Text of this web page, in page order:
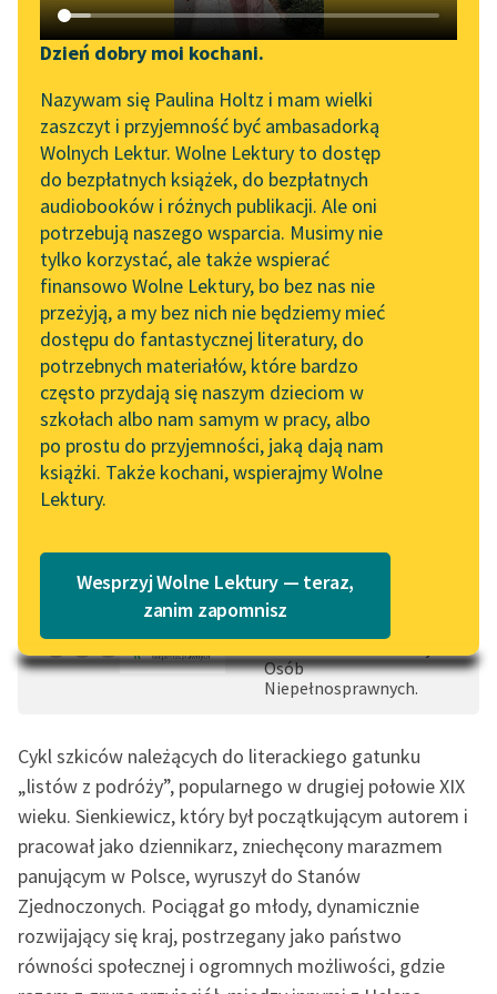
Katalog DAISY
Podkasty o książkach
Zgłoś brak utworu
Aktualności
„Prokurator Alicja Horn”
do słuchania
Byliśmy częścią AI Impact
Lab
Zapraszamy na spotkanie
online z tłumaczkami
literatury skandynawskiej
Spotkanie z Katarzyną
Tunkiel w Oslo
102. lata temu zmarł
Joseph Conrad
Lektury szkolne i klasyka
literatury do słuchania dla
uczennic i uczniów z
szkolnych i literatury do
słuchania dla uczennic i
uczniów z
niepełnosprawnościami
Feministyczne inspiracje.
Popularyzacja
skandynawskiej literatury
feministycznej
Narzędzia
Mapa Wolnych Lektur
Leśmianator
Przewodnik dla piszących i
czytających
API
OAI-PMH
Widget Wolnych Lektur
Przypisy
Katalog w formacie PDF
Dzień dobry moi kochani.
Nazywam się Paulina Holtz i mam wielki
zaszczyt i przyjemność być ambasadorką
Wolnych Lektur. Wolne Lektury to dostęp
do bezpłatnych książek, do bezpłatnych
audiobooków i różnych publikacji. Ale oni
potrzebują naszego wsparcia. Musimy nie
tylko korzystać, ale także wspierać
finansowo Wolne Lektury, bo bez nas nie
przeżyją, a my bez nich nie będziemy mieć
dostępu do fantastycznej literatury, do
potrzebnych materiałów, które bardzo
często przydają się naszym dzieciom w
szkołach albo nam samym w pracy, albo
po prostu do przyjemności, jaką dają nam
książki. Także kochani, wspierajmy Wolne
Lektury.
Wesprzyj Wolne Lektury — teraz,
zanim zapomnisz
pobierz audiobook
pobierz książkę
czytaj online
Czyta: Diana Giurow , reż. Studio Postęp
1×
Dofinansowano ze
Osób
Niepełnosprawnych.
Cykl szkiców należących do literackiego gatunku
„listów z podróży”, popularnego w drugiej połowie XIX
wieku. Sienkiewicz, który był początkującym autorem i
pracował jako dziennikarz, zniechęcony marazmem
panującym w Polsce, wyruszył do Stanów
Zjednoczonych. Pociągał go młody, dynamicznie
rozwijający się kraj, postrzegany jako państwo
równości społecznej i ogromnych możliwości, gdzie